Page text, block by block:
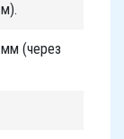
(через